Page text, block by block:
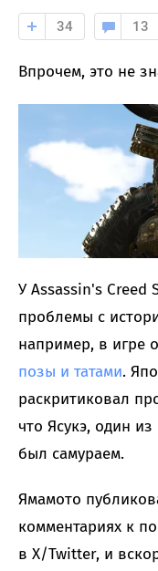
34 13
Впрочем, это не
У Assassin's Creed
проблемы с
например, в игре
позы и татами.
раскритиковал
что Ясукэ, один
был самураем.
Ямамото
комментариях к
в X/Twitter, и